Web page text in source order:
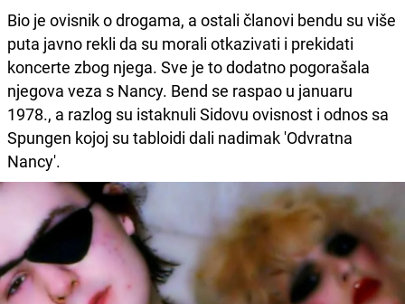
Bio je ovisnik o drogama, a ostali članovi bendu su više
puta javno rekli da su morali otkazivati i prekidati
koncerte zbog njega. Sve je to dodatno pogorašala
njegova veza s Nancy. Bend se raspao u januaru
1978., a razlog su istaknuli Sidovu ovisnost i odnos sa
Spungen kojoj su tabloidi dali nadimak 'Odvratna
Nancy'.